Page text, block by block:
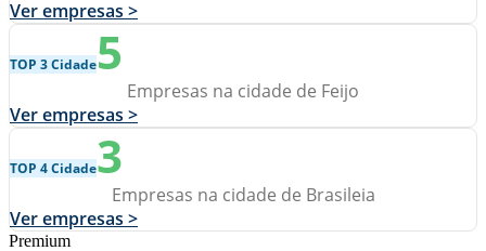
Ver empresas >
TOP 3 Cidade5
Empresas na cidade de Feijo
Ver empresas >
TOP 4 Cidade3
Empresas na cidade de Brasileia
Ver empresas >
Premium